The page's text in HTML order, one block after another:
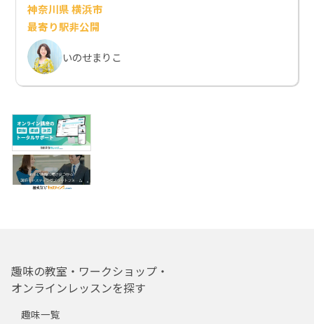
神奈川県 横浜市
最寄り駅非公開
いのせまりこ
趣味の教室・ワークショップ・
オンラインレッスンを探す
趣味一覧